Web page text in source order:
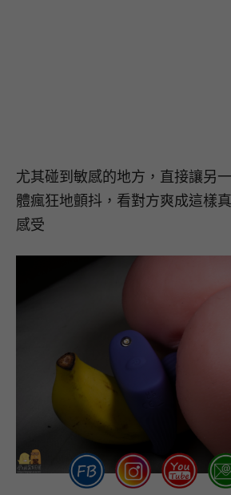
尤其碰到敏感的地方，直接讓另
體瘋狂地顫抖，看對方爽成這樣
感受